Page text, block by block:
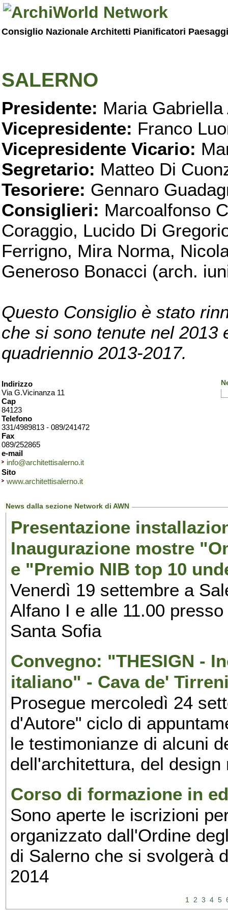
Consiglio Nazionale Architetti Pianificatori
SALERNO
Presidente: Maria Gabriella
Vicepresidente: Franco
Vicepresidente Vicario:
Segretario: Matteo Di
Tesoriere: Gennaro
Consiglieri: Marcoalfonso
Coraggio, Lucido Di
Ferrigno, Mira Norma,
Generoso Bonacci (arch.
Questo Consiglio è stato
che si sono tenute nel 2013
quadriennio 2013-2017.
Indirizzo
Via G.Vicinanza 11
Cap
84123
Telefono
331/4989813 - 089/241472
Fax
089/252865
e-mail
info@architettisalerno.it
Sito
www.architettisalerno.it
News dalla sezione Network di AWN
Presentazione
Inaugurazione mostre
e "Premio NIB top 10
Venerdì 19 settembre a
Alfano I e alle 11.00
Santa Sofia
Convegno: "THESIGN -
italiano" - Cava de'
Prosegue mercoledì 24
d'Autore" ciclo di
le testimonianze di alcuni
dell'architettura, del
Corso di formazione in
Sono aperte le iscrizioni
organizzato dall'Ordine
di Salerno che si svolgerà
2014
1 2 3 4 5